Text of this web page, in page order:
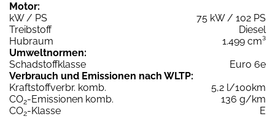
Motor:
kW / PS
75 kW / 102 PS
Treibstoff
Diesel
Hubraum
1.499 cm³
Umweltnormen:
Schadstoffklasse
Euro 6e
Verbrauch und Emissionen nach WLTP:
Kraftstoffverbr. komb.
5,2 l/100km
CO2-Emissionen komb.
136 g/km
CO2-Klasse
E